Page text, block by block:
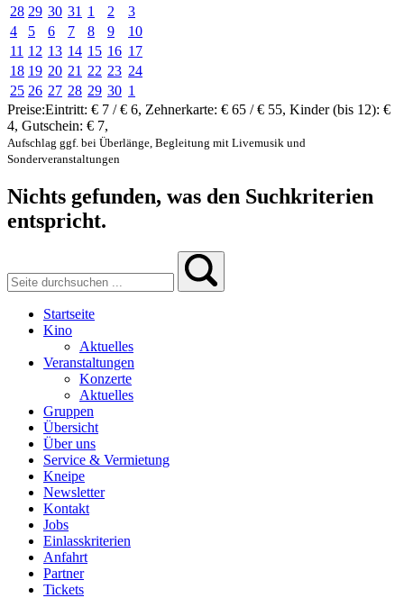
28 29 30 31 1 2
3
4
5 6 7 8 9
10
11 12 13 14 15 16 17
18 19 20 21 22 23 24
25 26 27 28 29 30 1
Preise:Eintritt: € 7 / € 6, Zehnerkarte: € 65 / € 55, Kinder (bis 12): €
4, Gutschein: € 7,
Aufschlag ggf. bei Überlänge, Begleitung mit Livemusik und
Sonderveranstaltungen
Nichts gefunden, was den Suchkriterien
entspricht.
Startseite
Kino
Aktuelles
Veranstaltungen
Konzerte
Aktuelles
Gruppen
Übersicht
Über uns
Service & Vermietung
Kneipe
Newsletter
Kontakt
Jobs
Einlasskriterien
Anfahrt
Partner
Tickets